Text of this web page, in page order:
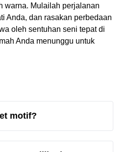
warna. Mulailah perjalanan
Anda, dan rasakan perbedaan
oleh sentuhan seni tepat di
Anda menunggu untuk
motif?